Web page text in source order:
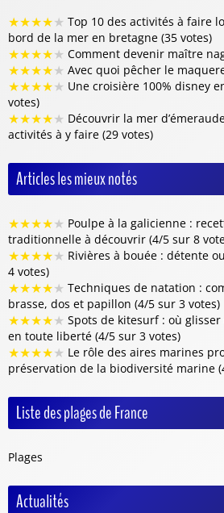
★★★★★ Top 10 des activités à faire
bord de la mer en bretagne (35 votes)
★★★★★ Comment devenir maître
★★★★★ Avec quoi pêcher le
★★★★★ Une croisière 100% disney
votes)
★★★★★ Découvrir la mer
activités à y faire (29 votes)
Articles les mieux notés
★★★★★ Poulpe à la galicienne :
traditionnelle à découvrir (4/5 sur 8
★★★★★ Rivières à bouée : détente
4 votes)
★★★★★ Techniques de natation :
brasse, dos et papillon (4/5 sur 3 votes)
★★★★★ Spots de kitesurf : où glisser
en toute liberté (4/5 sur 3 votes)
★★★★★ Le rôle des aires marines
préservation de la biodiversité marine
Liste des plages de France
Plages
Actualités